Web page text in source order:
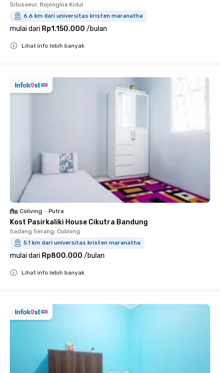
Situsaeur, Bojongloa Kidul
6.6 km dari universitas kristen maranatha
mulai dari Rp1.150.000 /bulan
Lihat info lebih banyak
Coliving • Putra
Kost Pasirkaliki House Cikutra Bandung
Sadang Serang, Coblong
5.1 km dari universitas kristen maranatha
mulai dari Rp800.000 /bulan
Lihat info lebih banyak